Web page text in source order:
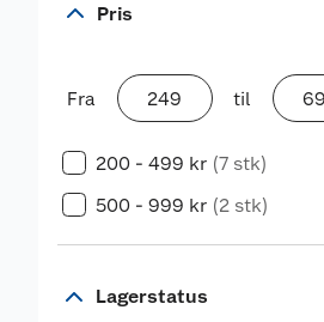
Pris
Fra til
200 - 499 kr (7 stk)
500 - 999 kr (2 stk)
Lagerstatus